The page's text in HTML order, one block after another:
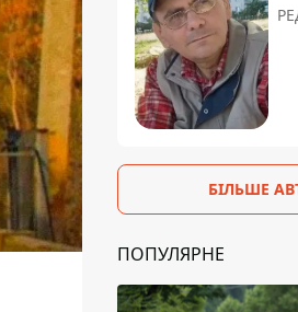
БІЛЬШЕ
ПОПУЛЯРНЕ